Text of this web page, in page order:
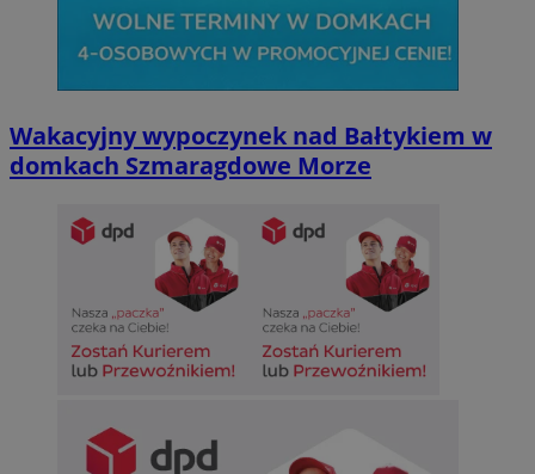
Wakacyjny wypoczynek nad Bałtykiem w
domkach Szmaragdowe Morze